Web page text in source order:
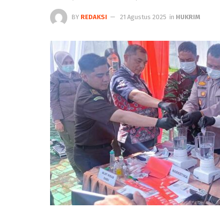
BY REDAKSI 21 Agustus 2025 in HUKRIM